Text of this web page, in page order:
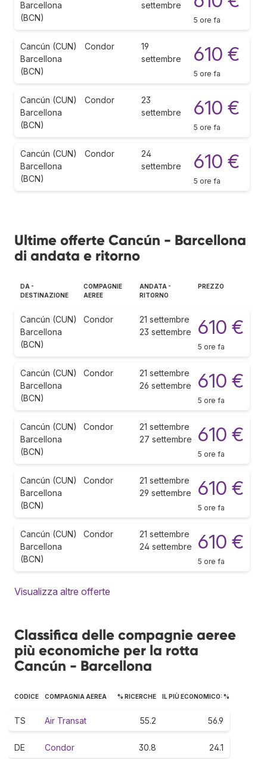
Barcellona
(BCN)
settembre
5 ore fa
Cancún (CUN)
Barcellona
(BCN)
Condor
19
settembre
610 €
5 ore fa
Cancún (CUN)
Barcellona
(BCN)
Condor
23
settembre
610 €
5 ore fa
Cancún (CUN)
Barcellona
(BCN)
Condor
24
settembre
610 €
5 ore fa
Ultime offerte Cancún - Barcellona
di andata e ritorno
DA -
DESTINAZIONE
COMPAGNIE
AEREE
ANDATA -
RITORNO
PREZZO
Cancún (CUN)
Barcellona
(BCN)
Condor
21 settembre
23 settembre
610 €
5 ore fa
Cancún (CUN)
Barcellona
(BCN)
Condor
21 settembre
26 settembre
610 €
5 ore fa
Cancún (CUN)
Barcellona
(BCN)
Condor
21 settembre
27 settembre
610 €
5 ore fa
Cancún (CUN)
Barcellona
(BCN)
Condor
21 settembre
29 settembre
610 €
5 ore fa
Cancún (CUN)
Barcellona
(BCN)
Condor
21 settembre
24 settembre
610 €
5 ore fa
Visualizza altre offerte
Classifica delle compagnie aeree
più economiche per la rotta
Cancún - Barcellona
CODICE COMPAGNIA AEREA % RICERCHE IL PIÙ ECONOMICO: %
TS Air Transat 55.2 56.9
DE Condor 30.8 24.1